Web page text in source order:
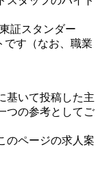
証スタンダー
です（なお、職業
基いて投稿した主
つの参考としてご
のページの求人案